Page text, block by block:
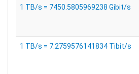
1 TB/s = 7450.5805969238 Gibit/s
1 TB/s = 7.2759576141834 Tibit/s